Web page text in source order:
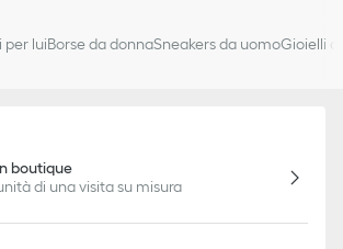
per luiBorse da donnaSneakers da uomoGioielli
boutique
di una visita su misura